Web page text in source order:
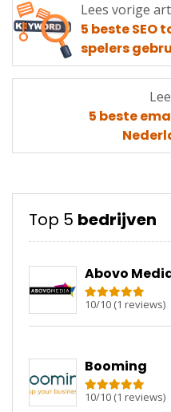
Lees vorige
Lees
vorige
artikel
5 beste SEO
spelers
Lees
volgende
artikel
5 beste
Top 5 bedrijven
Abovo
10/10 (1 reviews)
Booming
10/10 (1 reviews)